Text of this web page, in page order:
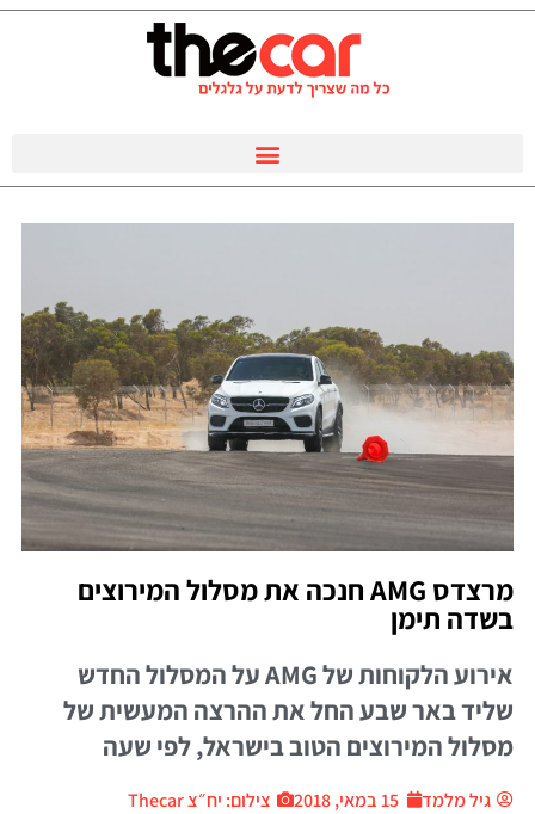
מרצדס AMG חנכה את מסלול המירוצים
בשדה תימן
אירוע הלקוחות של AMG על המסלול החדש
שליד באר שבע החל את ההרצה המעשית של
מסלול המירוצים הטוב בישראל, לפי שעה
גיל מלמד 15 במאי, 2018 צילום: יח״צ Thecar